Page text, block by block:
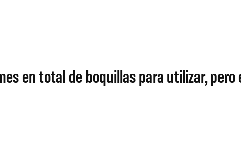
en total de boquillas para utilizar,